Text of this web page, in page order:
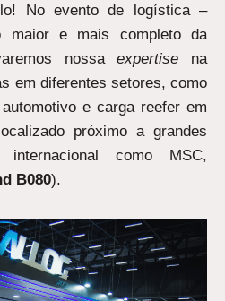
No evento de logística –
maior e mais completo da
nossaexpertise na
em diferentes setores, como
e carga reefer em
próximo a grandes
como MSC,
B080).